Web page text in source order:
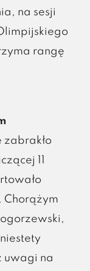
na sesji
rangę
zabrakło
11
Chorążym
uwagi na